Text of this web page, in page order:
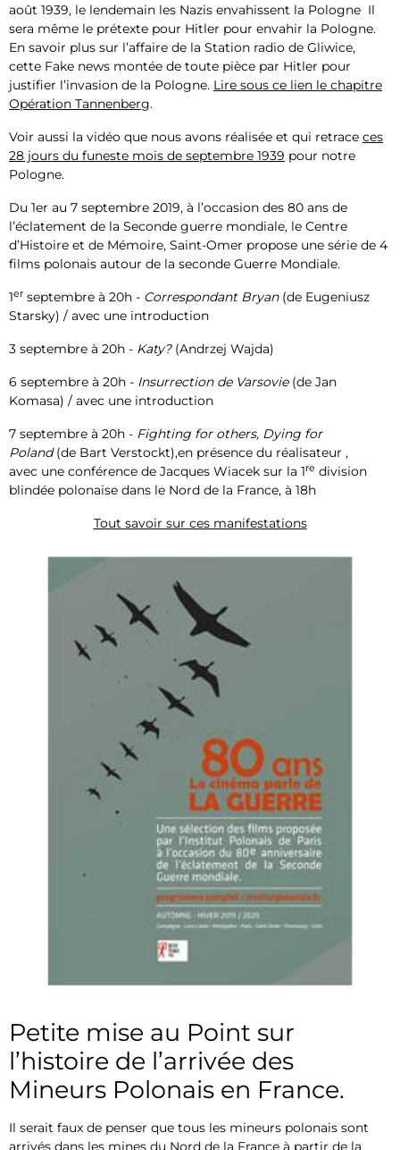
août 1939, le lendemain les Nazis envahissent la Pologne Il
sera même le prétexte pour Hitler pour envahir la Pologne.
En savoir plus sur l’affaire de la Station radio de Gliwice,
cette Fake news montée de toute pièce par Hitler pour
justifier l’invasion de la Pologne. Lire sous ce lien le chapitre
Opération Tannenberg.
Voir aussi la vidéo que nous avons réalisée et qui retrace ces
28 jours du funeste mois de septembre 1939 pour notre
Pologne.
Du 1er au 7 septembre 2019, à l’occasion des 80 ans de
l’éclatement de la Seconde guerre mondiale, le Centre
d’Histoire et de Mémoire, Saint-Omer propose une série de 4
films polonais autour de la seconde Guerre Mondiale.
1er septembre à 20h - Correspondant Bryan(de Eugeniusz
Starsky) / avec une introduction
3 septembre à 20h - Katy?(Andrzej Wajda)
6 septembre à 20h - Insurrection de Varsovie(de Jan
Komasa) / avec une introduction
7 septembre à 20h - Fighting for others, Dying for
Poland(de Bart Verstockt),en présence du réalisateur ,
avec une conférence de Jacques Wiacek sur la 1re division
blindée polonaise dans le Nord de la France, à 18h
Tout savoir sur ces manifestations
Petite mise au Point sur
l’histoire de l’arrivée des
Mineurs Polonais en France.
Il serait faux de penser que tous les mineurs polonais sont
arrivés dans les mines du Nord de la France à partir de la